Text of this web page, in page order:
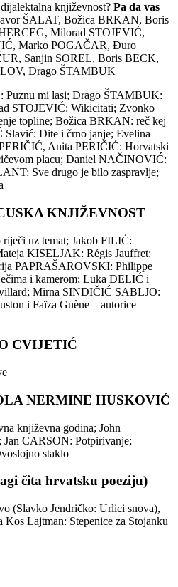
književnost? Pa da vas
ŠALAT, Božica BRKAN, Boris
Milorad STOJEVIĆ,
Marko POGAČAR, Đuro
Sanjin SOREL, Boris BECK,
Drago ŠTAMBUK
Puznu mi lasi; Drago ŠTAMBUK:
STOJEVIĆ: Wikicitati; Zvonko
topline; Božica BRKAN: reč kej
Dite i črno janje; Evelina
Anita PERIČIĆ: Horvatski
placu; Daniel NAČINOVIĆ:
Sve drugo je bilo zaspravlje;
KNJIŽEVNOST
uz temat; Jakob FILIĆ:
KISELJAK: Régis Jauffret:
PAPRAŠAROVSKI: Philippe
i kamerom; Luka DELIĆ i
Mirna SINDIČIĆ SABLJO:
i Faïza Guène – autorice
CVIJETIĆ
NERMINE HUSKOVIĆ
književna godina; John
CARSON: Potpirivanje;
staklo
čita hrvatsku poeziju)
(Slavko Jendričko: Urlici snova),
Lajtman: Stepenice za Stojanku